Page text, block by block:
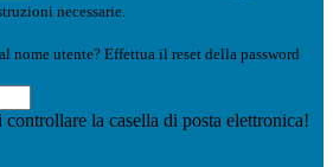
necessarie.
nome utente? Effettua il reset della password
la casella di posta elettronica!